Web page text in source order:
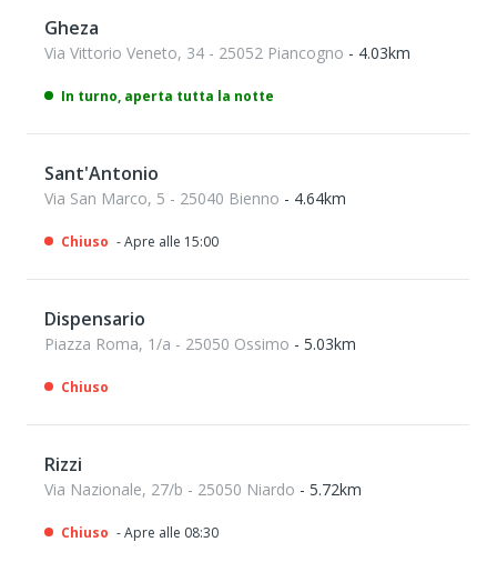
Gheza
Via Vittorio Veneto, 34 - 25052 Piancogno - 4.03km
In turno, aperta tutta la notte
Sant'Antonio
Via San Marco, 5 - 25040 Bienno - 4.64km
Chiuso - Apre alle 15:00
Dispensario
Piazza Roma, 1/a - 25050 Ossimo - 5.03km
Chiuso
Rizzi
Via Nazionale, 27/b - 25050 Niardo - 5.72km
Chiuso - Apre alle 08:30